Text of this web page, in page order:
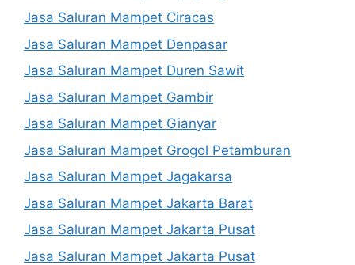
Jasa Saluran Mampet Ciracas
Jasa Saluran Mampet Denpasar
Jasa Saluran Mampet Duren Sawit
Jasa Saluran Mampet Gambir
Jasa Saluran Mampet Gianyar
Jasa Saluran Mampet Grogol Petamburan
Jasa Saluran Mampet Jagakarsa
Jasa Saluran Mampet Jakarta Barat
Jasa Saluran Mampet Jakarta Pusat
Jasa Saluran Mampet Jakarta Pusat